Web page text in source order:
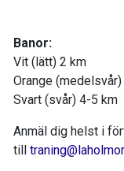
Banor:
Vit (lätt) 2 km
Orange
Svart (svår) 4-5 km
Anmäl dig helst i
till